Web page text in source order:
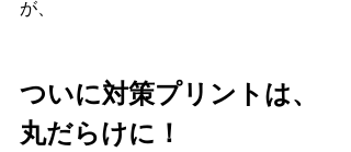
が、
ついに対策プリントは、
丸だらけに！